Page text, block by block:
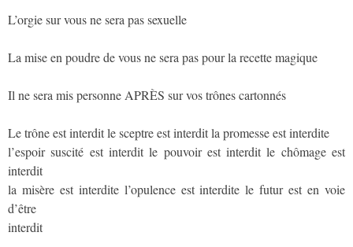
L’orgie sur vous ne sera pas sexuelle
La mise en poudre de vous ne sera pas pour la recette magique
Il ne sera mis personne APRÈS sur vos trônes cartonnés
Le trône est interdit le sceptre est interdit la promesse est interdite
l’espoir suscité est interdit le pouvoir est interdit le chômage est
interdit
la misère est interdite l’opulence est interdite le futur est en voie
d’être
interdit